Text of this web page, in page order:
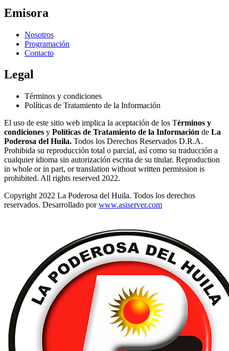
Emisora
Nosotros
Programación
Contacto
Legal
Términos y condiciones
Políticas de Tratamiento de la Información
El uso de este sitio web implica la aceptación de los Términos y
condiciones y Políticas de Tratamiento de la Información de La
Poderosa del Huila. Todos los Derechos Reservados D.R.A.
Prohibida su reproducción total o parcial, así como su traducción a
cualquier idioma sin autorización escrita de su titular. Reproduction
in whole or in part, or translation without written permission is
prohibited. All rights reserved 2022.
Copyright 2022 La Poderosa del Huila. Todos los derechos
reservados. Desarrollado porwww.asiserver.com